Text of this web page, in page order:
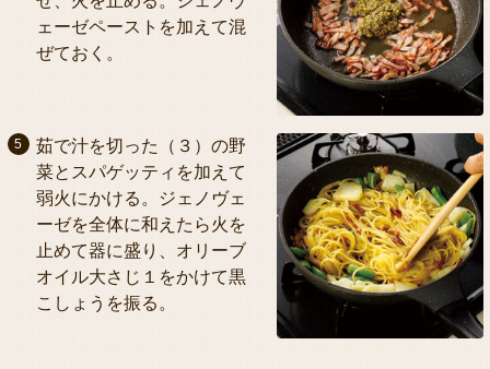
ェーゼペーストを加えて混
ぜておく。
茹で汁を切った（３）の野
菜とスパゲッティを加えて
弱火にかける。ジェノヴェ
ーゼを全体に和えたら火を
止めて器に盛り、オリーブ
オイル大さじ１をかけて黒
こしょうを振る。